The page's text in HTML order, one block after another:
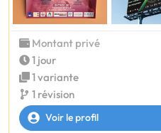
Montant privé
1 jour
1 variante
1 révision
Voir le profil